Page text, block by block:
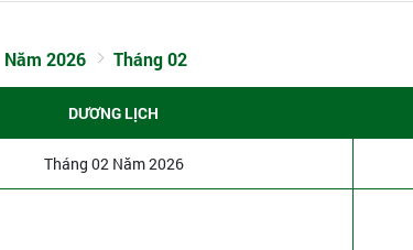
Năm 2026 Tháng 02
DƯƠNG LỊCH
Tháng 02 Năm 2026